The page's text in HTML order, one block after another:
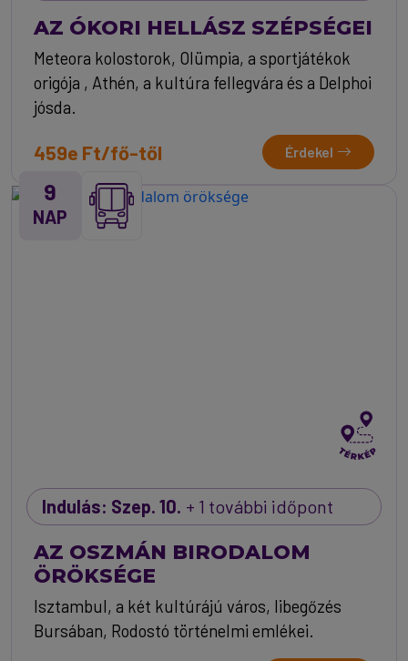
AZ ÓKORI HELLÁSZ SZÉPSÉGEI
Meteora kolostorok, Olümpia, a sportjátékok
origója , Athén, a kultúra fellegvára és a Delphoi
jósda.
459e Ft/fő-től Érdekel
9
NAP
Indulás: Szep. 10. + 1 további időpont
AZ OSZMÁN BIRODALOM
ÖRÖKSÉGE
Isztambul, a két kultúrájú város, libegőzés
Bursában, Rodostó történelmi emlékei.